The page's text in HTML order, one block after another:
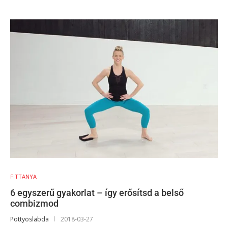
FITTANYA
6 egyszerű gyakorlat – így erősítsd a belső
combizmod
Pöttyöslabda 2018-03-27